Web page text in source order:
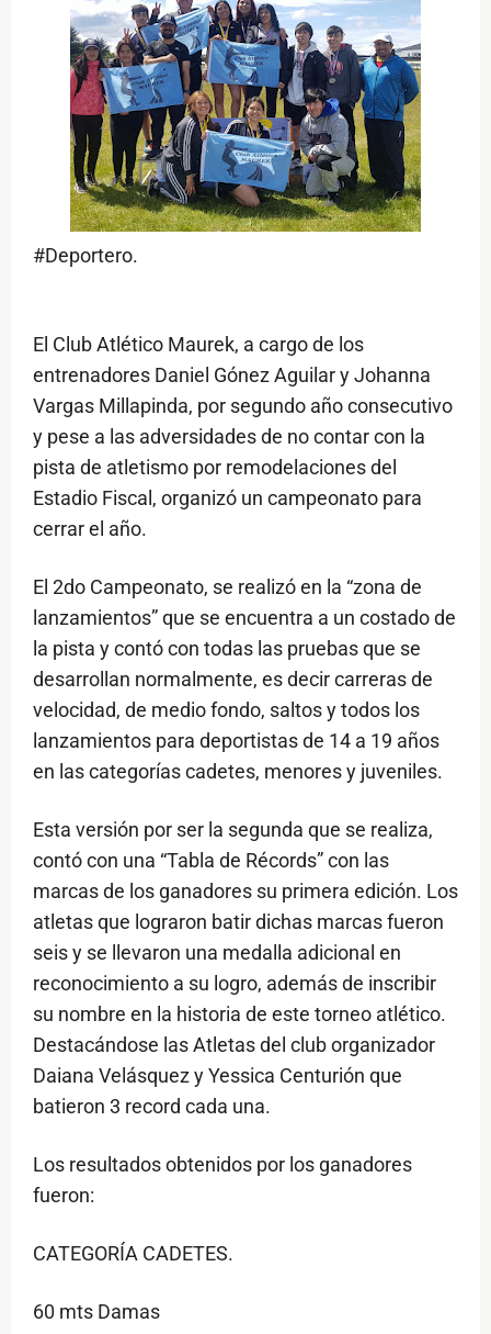
#Deportero.
El Club Atlético Maurek, a cargo de los
entrenadores Daniel Gónez Aguilar y Johanna
Vargas Millapinda, por segundo año consecutivo
y pese a las adversidades de no contar con la
pista de atletismo por remodelaciones del
Estadio Fiscal, organizó un campeonato para
cerrar el año.
El 2do Campeonato, se realizó en la “zona de
lanzamientos” que se encuentra a un costado de
la pista y contó con todas las pruebas que se
desarrollan normalmente, es decir carreras de
velocidad, de medio fondo, saltos y todos los
lanzamientos para deportistas de 14 a 19 años
en las categorías cadetes, menores y juveniles.
Esta versión por ser la segunda que se realiza,
contó con una “Tabla de Récords” con las
marcas de los ganadores su primera edición. Los
atletas que lograron batir dichas marcas fueron
seis y se llevaron una medalla adicional en
reconocimiento a su logro, además de inscribir
su nombre en la historia de este torneo atlético.
Destacándose las Atletas del club organizador
Daiana Velásquez y Yessica Centurión que
batieron 3 record cada una.
Los resultados obtenidos por los ganadores
fueron:
CATEGORÍA CADETES.
60 mts Damas